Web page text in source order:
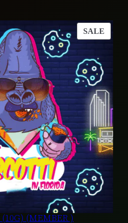
SALE
(MEMBER )